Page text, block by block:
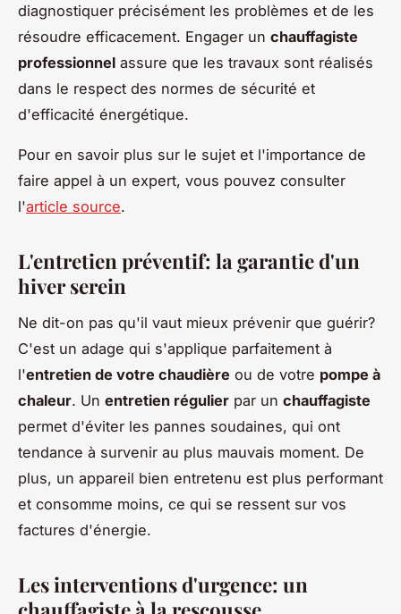
diagnostiquer précisément les problèmes et de les
résoudre efficacement. Engager un chauffagiste
professionnel assure que les travaux sont réalisés
dans le respect des normes de sécurité et
d'efficacité énergétique.
Pour en savoir plus sur le sujet et l'importance de
faire appel à un expert, vous pouvez consulter
l'article source.
L'entretien préventif: la garantie d'un
hiver serein
Ne dit-on pas qu'il vaut mieux prévenir que guérir?
C'est un adage qui s'applique parfaitement à
l'entretien de votre chaudière ou de votre pompe à
chaleur. Un entretien régulier par un chauffagiste
permet d'éviter les pannes soudaines, qui ont
tendance à survenir au plus mauvais moment. De
plus, un appareil bien entretenu est plus performant
et consomme moins, ce qui se ressent sur vos
factures d'énergie.
Les interventions d'urgence: un